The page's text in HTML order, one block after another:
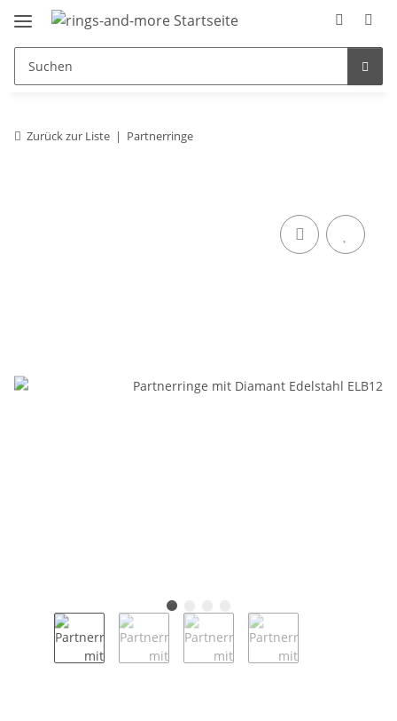
Zurück zur Liste Partnerringe